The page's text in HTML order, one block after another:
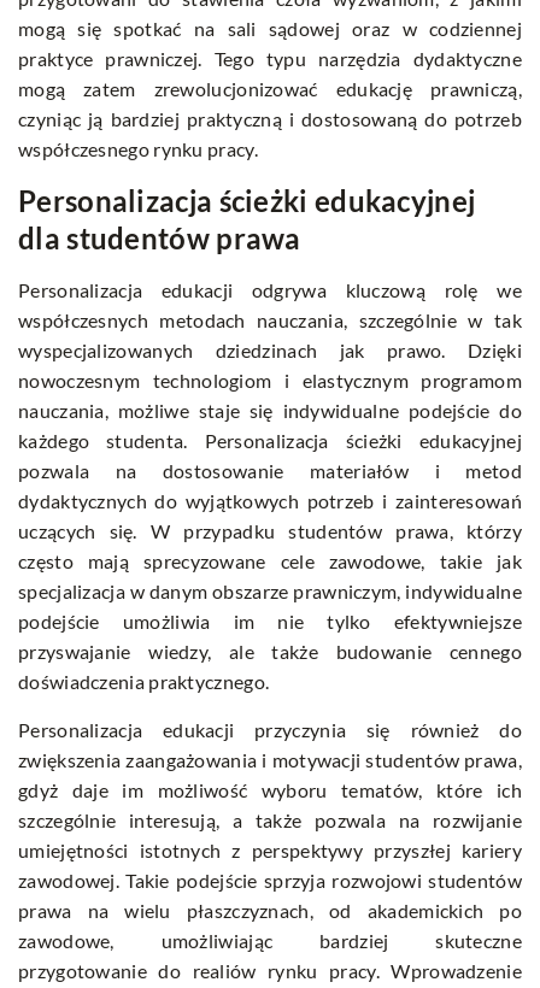
mogą się spotkać na sali sądowej oraz w codziennej
praktyce prawniczej. Tego typu narzędzia dydaktyczne
mogą zatem zrewolucjonizować edukację prawniczą,
czyniąc ją bardziej praktyczną i dostosowaną do potrzeb
współczesnego rynku pracy.
Personalizacja ścieżki edukacyjnej
dla studentów prawa
Personalizacja edukacji odgrywa kluczową rolę we
współczesnych metodach nauczania, szczególnie w tak
wyspecjalizowanych dziedzinach jak prawo. Dzięki
nowoczesnym technologiom i elastycznym programom
nauczania, możliwe staje się indywidualne podejście do
każdego studenta. Personalizacja ścieżki edukacyjnej
pozwala na dostosowanie materiałów i metod
dydaktycznych do wyjątkowych potrzeb i zainteresowań
uczących się. W przypadku studentów prawa, którzy
często mają sprecyzowane cele zawodowe, takie jak
specjalizacja w danym obszarze prawniczym, indywidualne
podejście umożliwia im nie tylko efektywniejsze
przyswajanie wiedzy, ale także budowanie cennego
doświadczenia praktycznego.
Personalizacja edukacji przyczynia się również do
zwiększenia zaangażowania i motywacji studentów prawa,
gdyż daje im możliwość wyboru tematów, które ich
szczególnie interesują, a także pozwala na rozwijanie
umiejętności istotnych z perspektywy przyszłej kariery
zawodowej. Takie podejście sprzyja rozwojowi studentów
prawa na wielu płaszczyznach, od akademickich po
zawodowe, umożliwiając bardziej skuteczne
przygotowanie do realiów rynku pracy. Wprowadzenie